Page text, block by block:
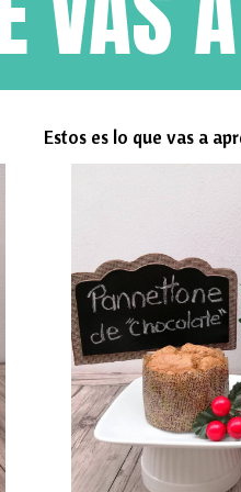
Estos es lo que vas a